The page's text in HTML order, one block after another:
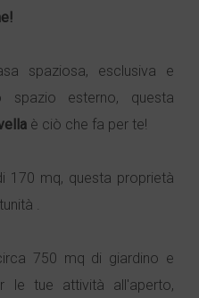
spaziosa, esclusiva e
esterno, questa
è ciò che fa per te!
170 mq, questa proprietà
.
750 mq di giardino e
le tue attività all'aperto,